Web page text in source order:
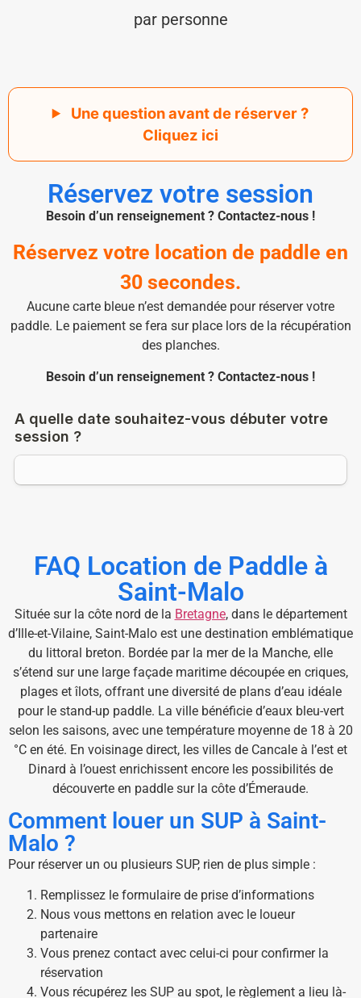
par personne
Une question avant de réserver ?
Cliquez ici
Réservez votre session
Besoin d’un renseignement ? Contactez-nous !
Réservez votre location de paddle en
30 secondes.
Aucune carte bleue n’est demandée pour réserver votre
paddle. Le paiement se fera sur place lors de la récupération
des planches.
Besoin d’un renseignement ? Contactez-nous !
FAQ Location de Paddle à
Saint-Malo
Située sur la côte nord de la Bretagne, dans le département
d’Ille-et-Vilaine, Saint-Malo est une destination emblématique
du littoral breton. Bordée par la mer de la Manche, elle
s’étend sur une large façade maritime découpée en criques,
plages et îlots, offrant une diversité de plans d’eau idéale
pour le stand-up paddle. La ville bénéficie d’eaux bleu-vert
selon les saisons, avec une température moyenne de 18 à 20
°C en été. En voisinage direct, les villes de Cancale à l’est et
Dinard à l’ouest enrichissent encore les possibilités de
découverte en paddle sur la côte d’Émeraude.
Comment louer un SUP à Saint-
Malo ?
Pour réserver un ou plusieurs SUP, rien de plus simple :
Remplissez le formulaire de prise d’informations
Nous vous mettons en relation avec le loueur
partenaire
Vous prenez contact avec celui-ci pour confirmer la
réservation
Vous récupérez les SUP au spot, le règlement a lieu là-